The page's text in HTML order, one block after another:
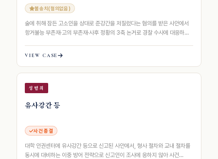
불송치(혐의없음)
술에 취해 잠든 고소인을 상대로 준강간을 저질렀다는 혐의를 받은 사안에서
항거불능 부존재·고의 부존재·사후 정황의 3축 논거로 경찰 수사에 대응하여
VIEW CASE
성범죄
유사강간 등
사건 종결
대학 인권센터에 유사강간 등으로 신고된 사안에서, 형사 절차와 교내 절차를
동시에 대비하는 이중 방어 전략으로 신고인이 조사에 응하지 않아 사건